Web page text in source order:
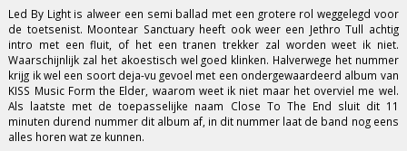
Led By Light is alweer een semi ballad met een grotere rol weggelegd voor
de toetsenist. Moontear Sanctuary heeft ook weer een Jethro Tull achtig
intro met een fluit, of het een tranen trekker zal worden weet ik niet.
Waarschijnlijk zal het akoestisch wel goed klinken. Halverwege het nummer
krijg ik wel een soort deja-vu gevoel met een ondergewaardeerd album van
KISS Music Form the Elder, waarom weet ik niet maar het overviel me wel.
Als laatste met de toepasselijke naam Close To The End sluit dit 11
minuten durend nummer dit album af, in dit nummer laat de band nog eens
alles horen wat ze kunnen.